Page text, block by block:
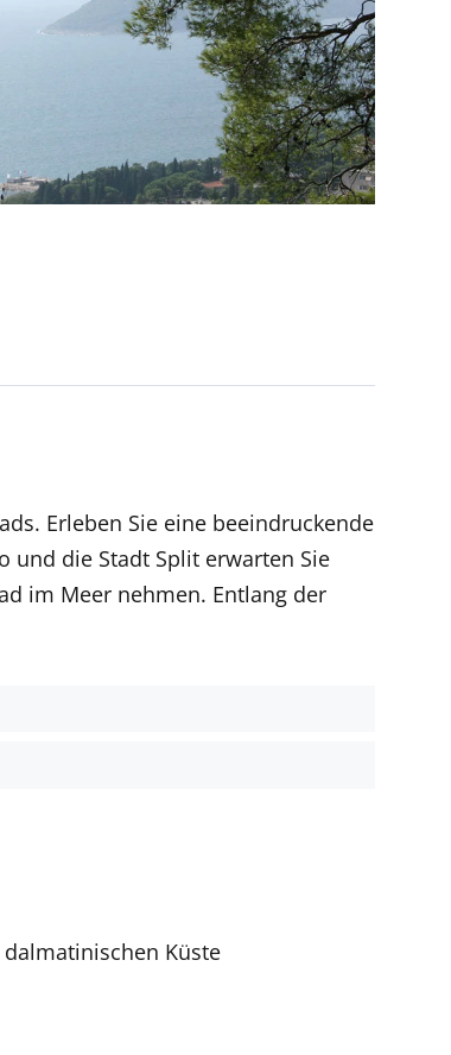
Erleben Sie eine beeindruckende
und die Stadt Split erwarten Sie
im Meer nehmen. Entlang der
Küste